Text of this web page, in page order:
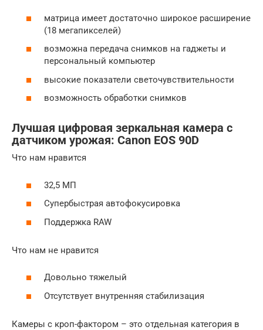
матрица имеет достаточно широкое расширение
(18 мегапикселей)
возможна передача снимков на гаджеты и
персональный компьютер
высокие показатели светочувствительности
возможность обработки снимков
Лучшая цифровая зеркальная камера с
датчиком урожая: Canon EOS 90D
Что нам нравится
32,5 МП
Супербыстрая автофокусировка
Поддержка RAW
Что нам не нравится
Довольно тяжелый
Отсутствует внутренняя стабилизация
Камеры с кроп-фактором – это отдельная категория в